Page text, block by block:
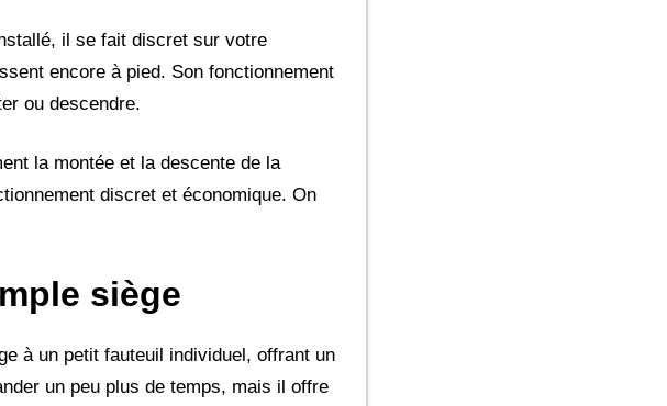
il se fait discret sur votre
encore à pied. Son fonctionnement
ou descendre.
la montée et la descente de la
discret et économique. On
siège
à un petit fauteuil individuel, offrant un
un peu plus de temps, mais il offre